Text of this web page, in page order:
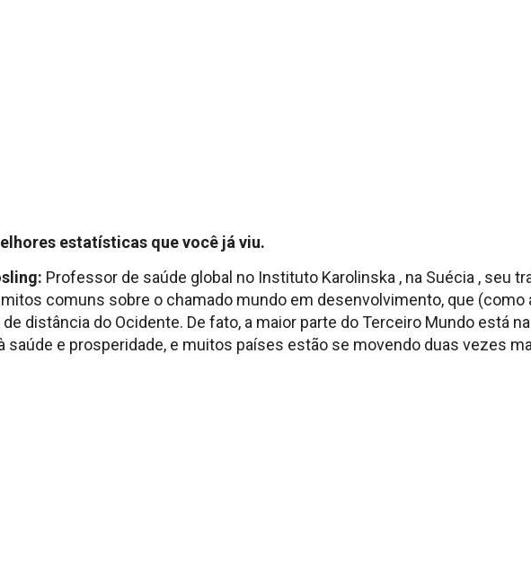
estatísticas que você já viu.
Professor de saúde global no Instituto Karolinska , na Suécia , seu
comuns sobre o chamado mundo em desenvolvimento, que (como
distância do Ocidente. De fato, a maior parte do Terceiro Mundo está
saúde e prosperidade, e muitos países estão se movendo duas vezes